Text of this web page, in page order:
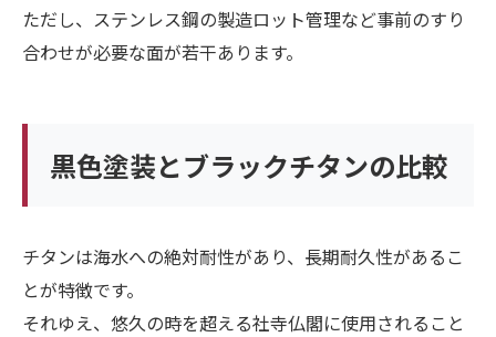
ただし、ステンレス鋼の製造ロット管理など事前のすり
合わせが必要な面が若干あります。
黒色塗装とブラックチタンの比較
チタンは海水への絶対耐性があり、長期耐久性があるこ
とが特徴です。
それゆえ、悠久の時を超える社寺仏閣に使用されること